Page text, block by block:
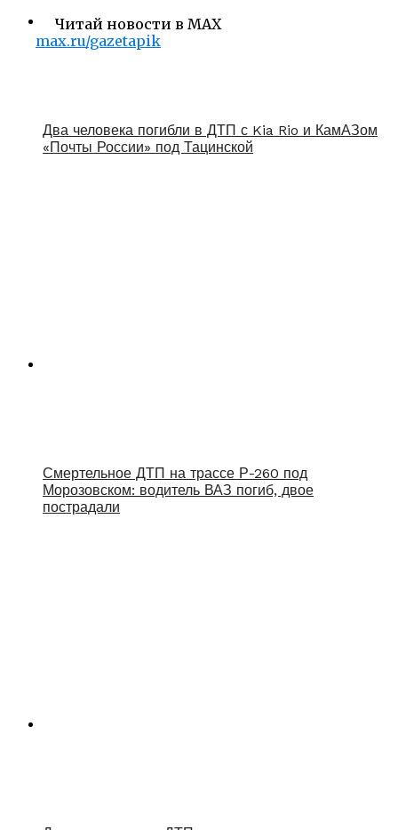
Читай новости в MAX
max.ru/gazetapik
Два человека погибли в ДТП с Kia Rio и КамАЗом
«Почты России» под Тацинской
Смертельное ДТП на трассе Р-260 под
Морозовском: водитель ВАЗ погиб, двое
пострадали